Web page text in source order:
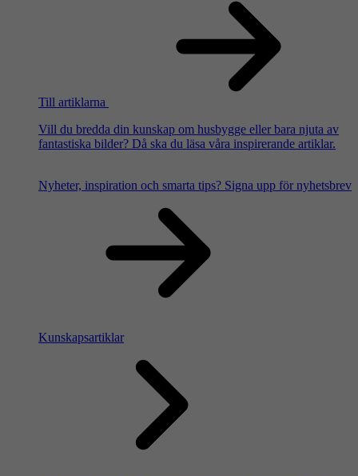
Till artiklarna
Vill du bredda din kunskap om husbygge eller bara njuta av
fantastiska bilder? Då ska du läsa våra inspirerande artiklar.
Nyheter, inspiration och smarta tips? Signa upp för nyhetsbrev
Kunskapsartiklar